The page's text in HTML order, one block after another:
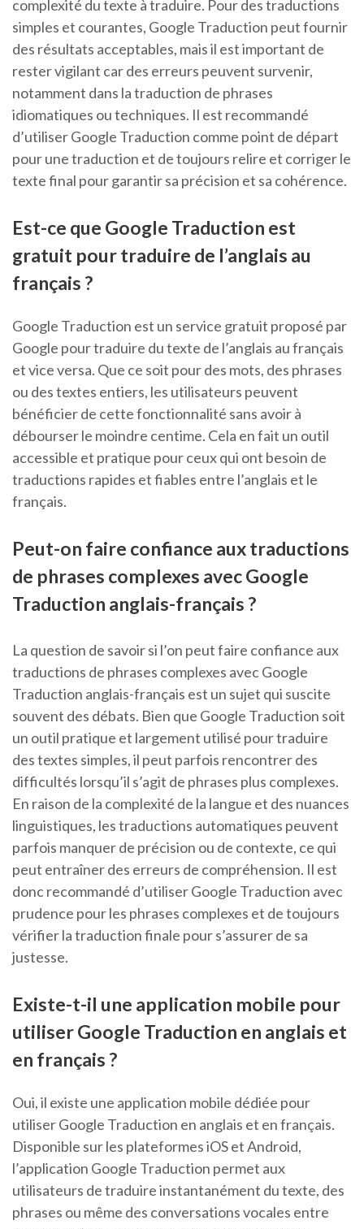
complexité du texte à traduire. Pour des traductions
simples et courantes, Google Traduction peut fournir
des résultats acceptables, mais il est important de
rester vigilant car des erreurs peuvent survenir,
notamment dans la traduction de phrases
idiomatiques ou techniques. Il est recommandé
d’utiliser Google Traduction comme point de départ
pour une traduction et de toujours relire et corriger le
texte final pour garantir sa précision et sa cohérence.
Est-ce que Google Traduction est
gratuit pour traduire de l’anglais au
français ?
Google Traduction est un service gratuit proposé par
Google pour traduire du texte de l’anglais au français
et vice versa. Que ce soit pour des mots, des phrases
ou des textes entiers, les utilisateurs peuvent
bénéficier de cette fonctionnalité sans avoir à
débourser le moindre centime. Cela en fait un outil
accessible et pratique pour ceux qui ont besoin de
traductions rapides et fiables entre l’anglais et le
français.
Peut-on faire confiance aux traductions
de phrases complexes avec Google
Traduction anglais-français ?
La question de savoir si l’on peut faire confiance aux
traductions de phrases complexes avec Google
Traduction anglais-français est un sujet qui suscite
souvent des débats. Bien que Google Traduction soit
un outil pratique et largement utilisé pour traduire
des textes simples, il peut parfois rencontrer des
difficultés lorsqu’il s’agit de phrases plus complexes.
En raison de la complexité de la langue et des nuances
linguistiques, les traductions automatiques peuvent
parfois manquer de précision ou de contexte, ce qui
peut entraîner des erreurs de compréhension. Il est
donc recommandé d’utiliser Google Traduction avec
prudence pour les phrases complexes et de toujours
vérifier la traduction finale pour s’assurer de sa
justesse.
Existe-t-il une application mobile pour
utiliser Google Traduction en anglais et
en français ?
Oui, il existe une application mobile dédiée pour
utiliser Google Traduction en anglais et en français.
Disponible sur les plateformes iOS et Android,
l’application Google Traduction permet aux
utilisateurs de traduire instantanément du texte, des
phrases ou même des conversations vocales entre